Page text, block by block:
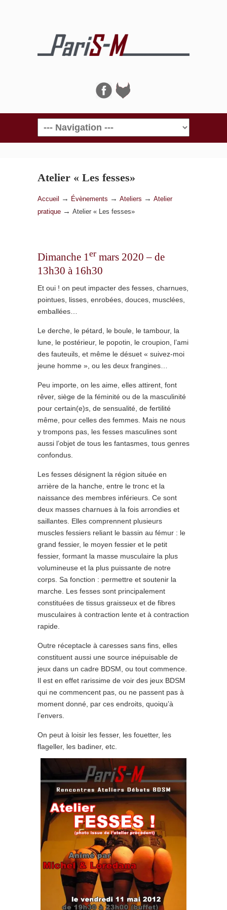
Navigation
Atelier « Les fesses»
Accueil → Évènements → Ateliers → Atelier
pratique → Atelier « Les fesses»
Dimanche 1er mars 2020 – de
13h30 à 16h30
Et oui ! on peut impacter des fesses, charnues,
pointues, lisses, enrobées, douces, musclées,
emballées…
Le derche, le pétard, le boule, le tambour, la
lune, le postérieur, le popotin, le croupion, l’ami
des fauteuils, et même le désuet « suivez-moi
jeune homme », ou les deux frangines…
Peu importe, on les aime, elles attirent, font
rêver, siège de la féminité ou de la masculinité
pour certain(e)s, de sensualité, de fertilité
même, pour celles des femmes. Mais ne nous
y trompons pas, les fesses masculines sont
aussi l’objet de tous les fantasmes, tous genres
confondus.
Les fesses désignent la région située en
arrière de la hanche, entre le tronc et la
naissance des membres inférieurs. Ce sont
deux masses charnues à la fois arrondies et
saillantes. Elles comprennent plusieurs
muscles fessiers reliant le bassin au fémur : le
grand fessier, le moyen fessier et le petit
fessier, formant la masse musculaire la plus
volumineuse et la plus puissante de notre
corps. Sa fonction : permettre et soutenir la
marche. Les fesses sont principalement
constituées de tissus graisseux et de fibres
musculaires à contraction lente et à contraction
rapide.
Outre réceptacle à caresses sans fins, elles
constituent aussi une source inépuisable de
jeux dans un cadre BDSM, ou tout commence.
Il est en effet rarissime de voir des jeux BDSM
qui ne commencent pas, ou ne passent pas à
moment donné, par ces endroits, quoiqu’à
l’envers.
On peut à loisir les fesser, les fouetter, les
flageller, les badiner, etc.